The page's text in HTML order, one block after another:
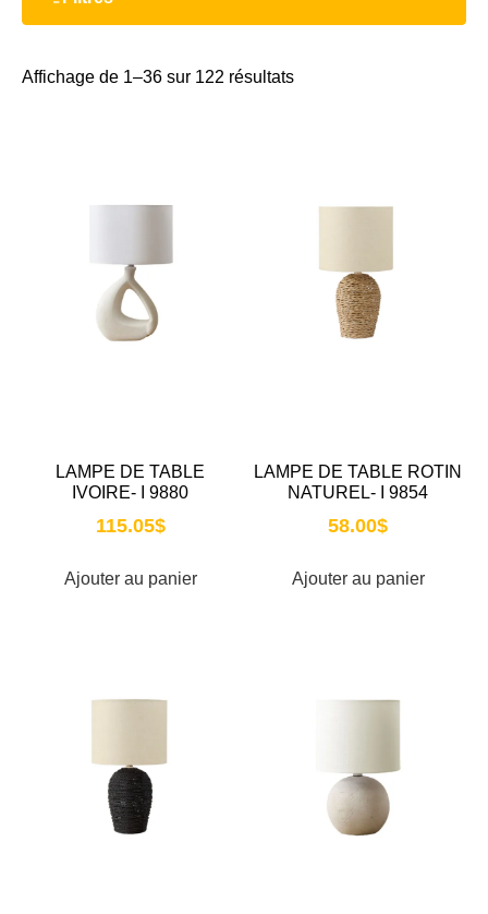
Affichage de 1–36 sur 122 résultats
LAMPE DE TABLE
IVOIRE- I 9880
115.05$
Ajouter au panier
LAMPE DE TABLE ROTIN
NATUREL- I 9854
58.00$
Ajouter au panier